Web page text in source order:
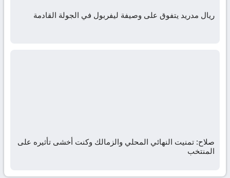
ريال مدريد يتفوق على وصيفة ليفربول في الجولة القادمة
صلاح: تمنيت النهائي المحلي والزمالك وكنت أخشى تأثيره على
المنتخب